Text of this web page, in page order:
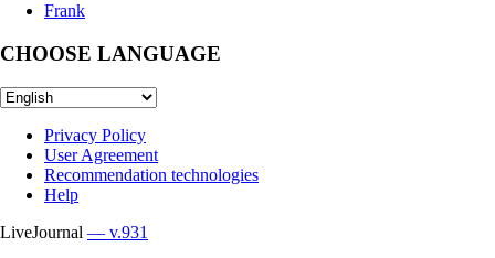
Frank
CHOOSE LANGUAGE
Privacy Policy
User Agreement
Recommendation technologies
Help
LiveJournal — v.931